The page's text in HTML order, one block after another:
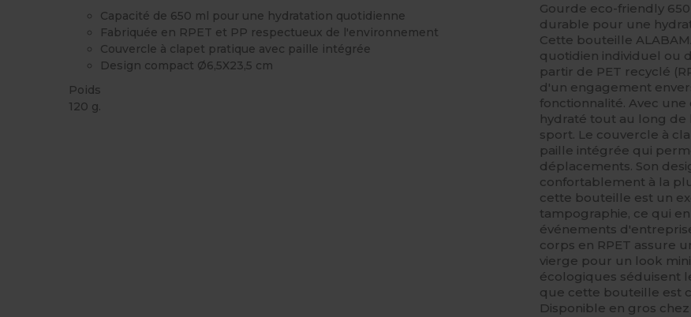
Capacité de 650 ml pour une hydratation quotidienne
Fabriquée en RPET et PP respectueux de l'environnement
Couvercle à clapet pratique avec paille intégrée
Design compact Ø6,5X23,5 cm
Poids
120 g.
Gourde eco-friendly
durable pour une
Cette bouteille
quotidien individuel ou
partir de PET recyclé
d'un engagement
fonctionnalité. Avec
hydraté tout au long de
sport. Le couvercle à
paille intégrée qui
déplacements. Son
confortablement à la
cette bouteille est un
tampographie, ce qui
événements
corps en RPET assure
vierge pour un look
écologiques séduisent
que cette bouteille est
Disponible en gros